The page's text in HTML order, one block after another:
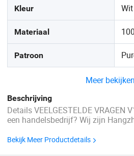
Kleur Wit
Materiaal
Patroon
Meer bekijken
Beschrijving
Details VEELGESTELDE VRAGEN
een handelsbedrijf? Wij zijn
exporteren. We hebben meerdere
Bekijk Meer Productdetails